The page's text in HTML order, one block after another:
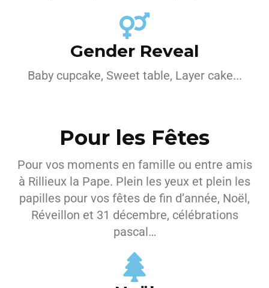
Gender Reveal
Baby cupcake, Sweet table, Layer cake...
Pour les Fêtes
Pour vos moments en famille ou entre amis
à Rillieux la Pape. Plein les yeux et plein les
papilles pour vos fêtes de fin d’année, Noël,
Réveillon et 31 décembre, célébrations
pascal…